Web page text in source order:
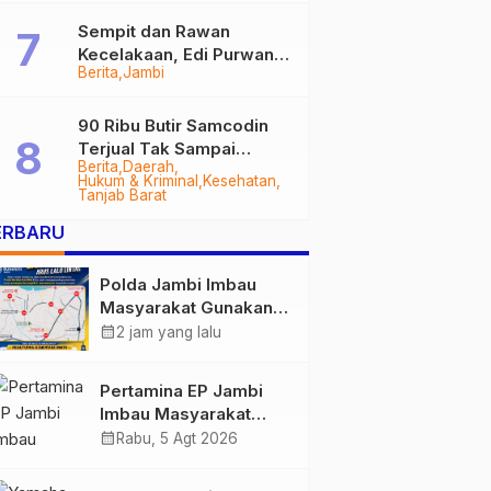
Berita Jambi
Sempit dan Rawan
Kecelakaan, Edi Purwanto
Targetkan Jalan Lintas
2028
Berita Daerah
Hukum & Kriminal
Kesehatan
Tanjab Barat
90 Ribu Butir Samcodin
Terjual Tak Sampai
Setahun, Indra Safari
Desak Audit Menyeluruh
Polda Jambi Imbau
Masyarakat Gunakan
Jalur Alternatif Selama
calendar_month2 jam yang lalu
Pertamina EP Jambi
Imbau Masyarakat
Tidak Beraktivitas di
calendar_month Rabu, 5 Agt 2026